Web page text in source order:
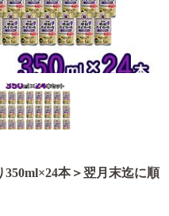
本＞翌月末迄に順